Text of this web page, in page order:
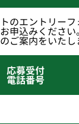
のエントリー
申込みください
ご案内をいたし
応募受付
電話番号